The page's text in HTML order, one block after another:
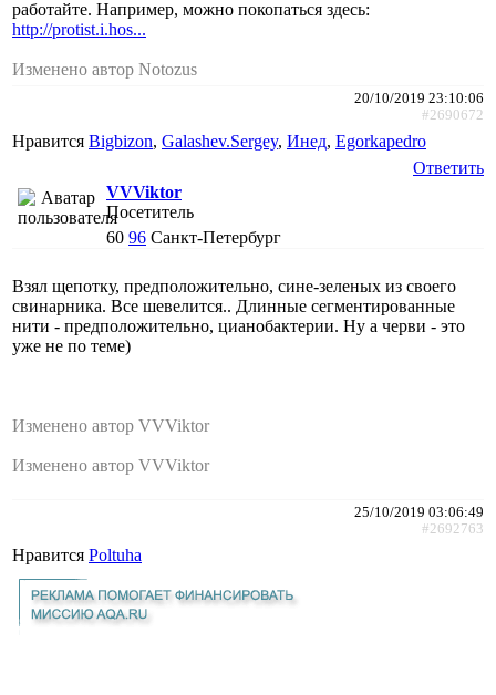
работайте. Например, можно покопаться здесь:
http://protist.i.hos...
Изменено автор Notozus
20/10/2019 23:10:06
#2690672
Нравится Bigbizon, Galashev.Sergey, Инед, Egorkapedro
Ответить
VVViktor
Посетитель
60 96 Санкт-Петербург
Взял щепотку, предположительно, сине-зеленых из своего
свинарника. Все шевелится.. Длинные сегментированные
нити - предположительно, цианобактерии. Ну а черви - это
уже не по теме)
Изменено автор VVViktor
Изменено автор VVViktor
25/10/2019 03:06:49
#2692763
Нравится Poltuha